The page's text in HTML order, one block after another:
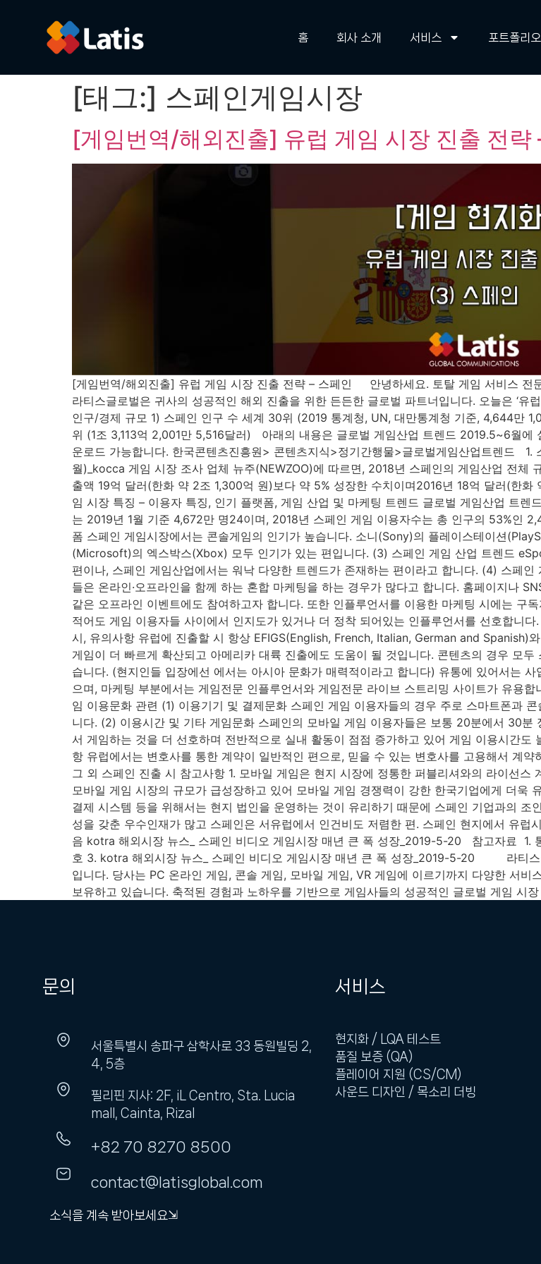
홈 회사 소개 서비스 포트폴리오
[태그:] 스페인게임시장
[게임번역/해외진출] 유럽 게임 시장 진출 전략
[게임번역/해외진출] 유럽 게임 시장 진출 전략 – 스페인 안녕하세요. 토탈 게임 서비스
라티스글로벌은 귀사의 성공적인 해외 진출을 위한 든든한 글로벌 파트너입니다. 오늘은 ‘
인구/경제 규모 1) 스페인 인구 수 세계 30위 (2019 통계청, UN, 대만통계청 기준, 4,644만
위 (1조 3,113억 2,001만 5,516달러) 아래의 내용은 글로벌 게임산업 트렌드 2019.5~6월에
운로드 가능합니다. 한국콘텐츠진흥원> 콘텐츠지식>정기간행물>글로벌게임산업트렌드
월)_kocca 게임 시장 조사 업체 뉴주(NEWZOO)에 따르면, 2018년 스페인의 게임산업 전
출액 19억 달러(한화 약 2조 1,300억 원)보다 약 5% 성장한 수치이며2016년 18억 달러(한
임 시장 특징 – 이용자 특징, 인기 플랫폼, 게임 산업 및 마케팅 트렌드 글로벌 게임산업 트
는 2019년 1월 기준 4,672만 명24이며, 2018년 스페인 게임 이용자수는 총 인구의 53%인
폼 스페인 게임시장에서는 콘솔게임의 인기가 높습니다. 소니(Sony)의 플레이스테이션
(Microsoft)의 엑스박스(Xbox) 모두 인기가 있는 편입니다. (3) 스페인 게임 산업 트렌드
편이나, 스페인 게임산업에서는 워낙 다양한 트렌드가 존재하는 편이라고 합니다. (4) 스페
들은 온라인·오프라인을 함께 하는 혼합 마케팅을 하는 경우가 많다고 합니다. 홈페이지나
같은 오프라인 이벤트에도 참여하고자 합니다. 또한 인플루언서를 이용한 마케팅 시에는 구
적어도 게임 이용자들 사이에서 인지도가 있거나 더 정착 되어있는 인플루언서를 선호합
시, 유의사항 유럽에 진출할 시 항상 EFIGS(English, French, Italian, German and Spanish)
게임이 더 빠르게 확산되고 아메리카 대륙 진출에도 도움이 될 것입니다. 콘텐츠의 경우 모
습니다. (현지인들 입장에선 에서는 아시아 문화가 매력적이라고 합니다) 유통에 있어서는
으며, 마케팅 부분에서는 게임전문 인플루언서와 게임전문 라이브 스트리밍 사이트가 유용
임 이용문화 관련 (1) 이용기기 및 결제문화 스페인 게임 이용자들의 경우 주로 스마트폰과
니다. (2) 이용시간 및 기타 게임문화 스페인의 모바일 게임 이용자들은 보통 20분에서 30분
서 게임하는 것을 더 선호하며 전반적으로 실내 활동이 점점 증가하고 있어 게임 이용시간
항 유럽에서는 변호사를 통한 계약이 일반적인 편으로, 믿을 수 있는 변호사를 고용해서 계
그 외 스페인 진출 시 참고사항 1. 모바일 게임은 현지 시장에 정통한 퍼블리셔와의 라이선
모바일 게임 시장의 규모가 급성장하고 있어 모바일 게임 경쟁력이 강한 한국기업에게 더욱
결제 시스템 등을 위해서는 현지 법인을 운영하는 것이 유리하기 때문에 스페인 기업과의
성을 갖춘 우수인재가 많고 스페인은 서유럽에서 인건비도 저렴한 편. 스페인 현지에서 유
음 kotra 해외시장 뉴스_ 스페인 비디오 게임시장 매년 큰 폭 성장_2019-5-20 참고자료 ​ 1.
호 3. kotra 해외시장 뉴스_ 스페인 비디오 게임시장 매년 큰 폭 성장_2019-5-20 라티스
입니다. 당사는 PC 온라인 게임, 콘솔 게임, 모바일 게임, VR 게임에 이르기까지 다양한 서
보유하고 있습니다. 축적된 경험과 노하우를 기반으로 게임사들의 성공적인 글로벌 게임 시
문의
서울특별시 송파구 삼학사로 33 동원빌딩 2,
4, 5층
필리핀 지사: 2F, iL Centro, Sta. Lucia
mall, Cainta, Rizal
+82 70 8270 8500
contact@latisglobal.com
소식을 계속 받아보세요⇲
서비스
현지화 / LQA 테스트
품질 보증 (QA)
플레이어 지원 (CS/CM)
사운드 디자인 / 목소리 더빙